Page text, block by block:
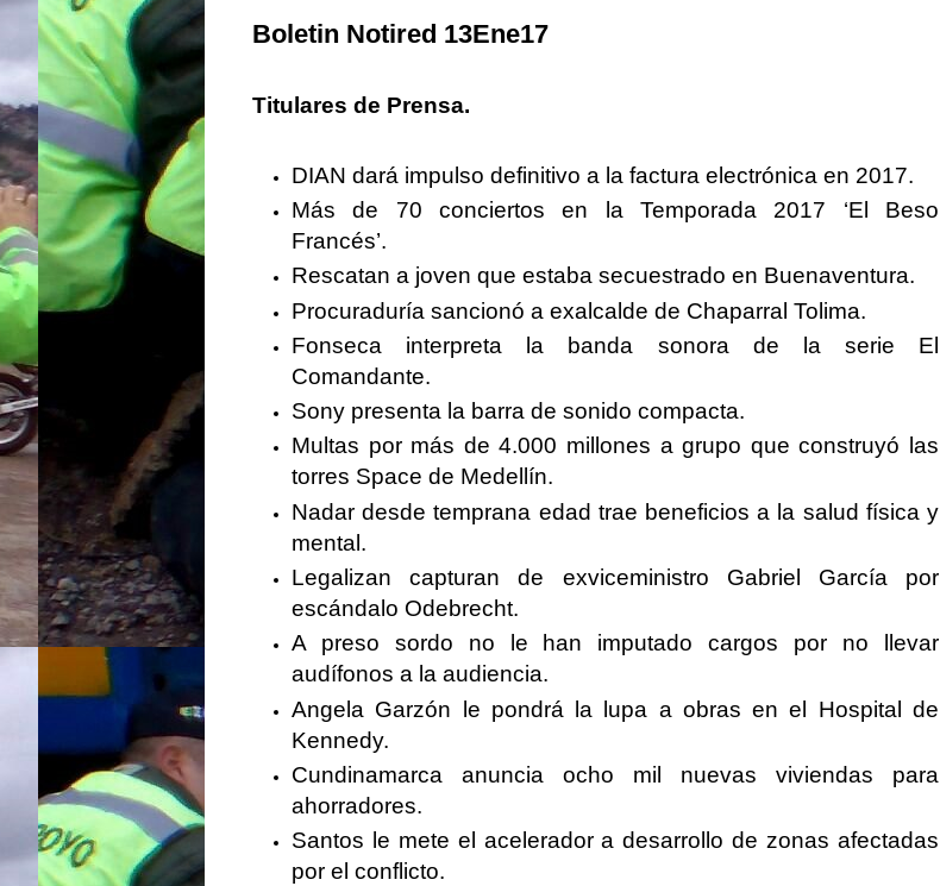
Boletin Notired 13Ene17
Titulares de Prensa.
DIAN dará impulso definitivo a la factura electrónica en 2017.
Más de 70 conciertos en la Temporada 2017 ‘El Beso
Francés’.
Rescatan a joven que estaba secuestrado en Buenaventura.
Procuraduría sancionó a exalcalde de Chaparral Tolima.
Fonseca interpreta la banda sonora de la serie El
Comandante.
Sony presenta la barra de sonido compacta.
Multas por más de 4.000 millones a grupo que construyó las
torres Space de Medellín.
Nadar desde temprana edad trae beneficios a la salud física y
mental.
Legalizan capturan de exviceministro Gabriel García por
escándalo Odebrecht.
A preso sordo no le han imputado cargos por no llevar
audífonos a la audiencia.
Angela Garzón le pondrá la lupa a obras en el Hospital de
Kennedy.
Cundinamarca anuncia ocho mil nuevas viviendas para
ahorradores.
Santos le mete el acelerador a desarrollo de zonas afectadas
por el conflicto.